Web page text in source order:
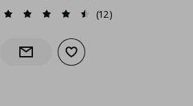
(12)
Ενημέρωση διαθεσιμότητας
Προσθήκη στα αγαπημένα